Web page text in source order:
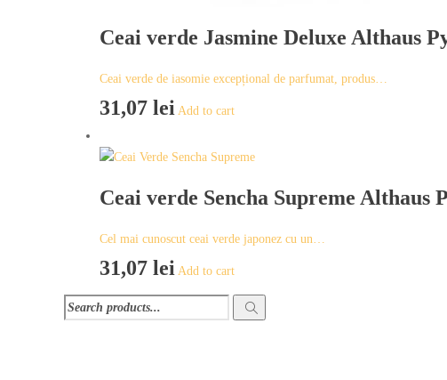
Ceai verde Jasmine Deluxe Althaus
Ceai verde de iasomie excepțional de parfumat, produs…
31,07 lei Add to cart
Ceai verde Sencha Supreme Althaus
Cel mai cunoscut ceai verde japonez cu un…
31,07 lei Add to cart